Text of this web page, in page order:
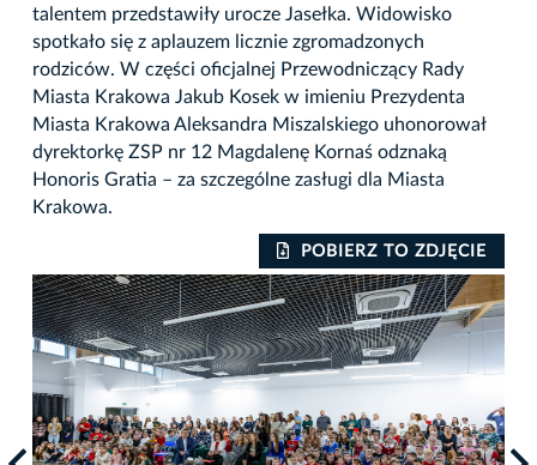
talentem przedstawiły urocze Jasełka. Widowisko
spotkało się z aplauzem licznie zgromadzonych
rodziców. W części oficjalnej Przewodniczący Rady
Miasta Krakowa Jakub Kosek w imieniu Prezydenta
Miasta Krakowa Aleksandra Miszalskiego uhonorował
dyrektorkę ZSP nr 12 Magdalenę Kornaś odznaką
Honoris Gratia – za szczególne zasługi dla Miasta
Krakowa.
POBIERZ TO ZDJĘCIE